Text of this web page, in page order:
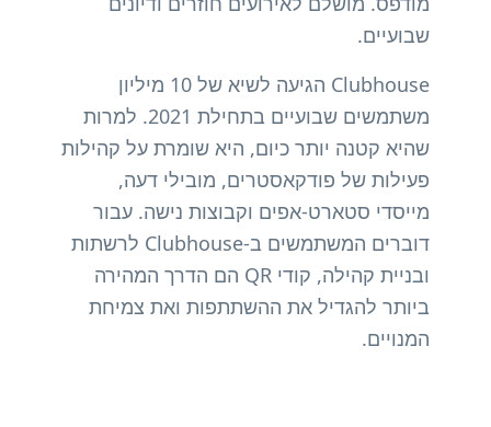
שבועיים.
Clubhouse הגיעה לשיא של 10 מיליון
משתמשים שבועיים בתחילת 2021. למרות
שהיא קטנה יותר כיום, היא שומרת על קהילות
פעילות של פודקאסטרים, מובילי דעה,
מייסדי סטארט-אפים וקבוצות נישה. עבור
דוברים המשתמשים ב-Clubhouse לרשתות
ובניית קהילה, קודי QR הם הדרך המהירה
ביותר להגדיל את ההשתתפות ואת צמיחת
המנויים.